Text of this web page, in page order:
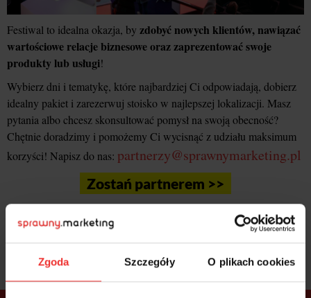
Zgoda Szczegóły O plikach cookies
Festiwal to idealna okazja, by zdobyć nowych klientów, nawiązać
wartościowe relacje biznesowe oraz zaprezentować swoje
produkty lub usługi!
Wybierz dni i tematykę, które najbardziej Ci odpowiadają, dobierz
idealny pakiet i zarezerwuj stoisko w najlepszej lokalizacji. Masz
pytania albo chcesz skonsultować pomysł na swoją obecność?
Chętnie doradzimy i pomożemy Ci wycisnąć z udziału maksimum
korzyści! Napisz do nas: partnerzy@sprawnymarketing.pl
Zostań partnerem >>
Sprawdź bonusyi wybierz bilet